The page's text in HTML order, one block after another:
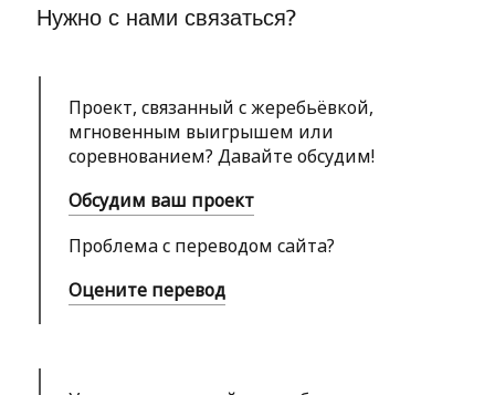
Нужно с нами связаться?
Проект, связанный с жеребьёвкой,
мгновенным выигрышем или
соревнованием? Давайте обсудим!
Обсудим ваш проект
Проблема с переводом сайта?
Оцените перевод